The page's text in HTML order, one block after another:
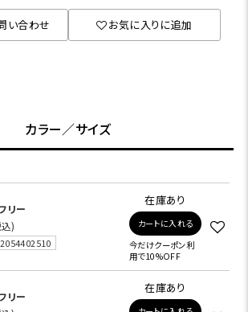
い合わせ お気に入りに追加
カラー／サイズ
リー
)
在庫あり
カートに入れる
今だけクーポン利
用で10%OFF
リー
在庫あり